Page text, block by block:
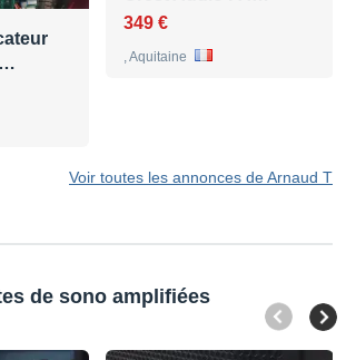
349 €
, Aquitaine
Voir toutes les annonces de Arnaud T
de sono amplifiées